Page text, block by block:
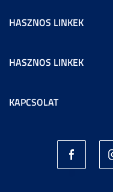
HASZNOS LINKEK
HASZNOS LINKEK
KAPCSOLAT